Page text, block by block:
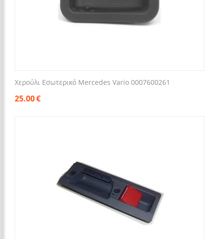
Χερούλι Εσωτερικό Mercedes Vario 0007600261
25.00€